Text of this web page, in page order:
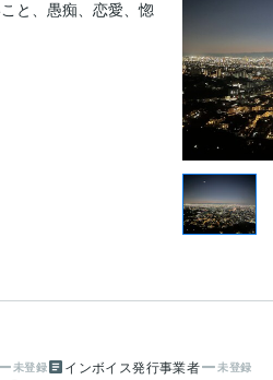
と、愚痴、恋愛、惚
未登録 インボイス発行事業者 未登録